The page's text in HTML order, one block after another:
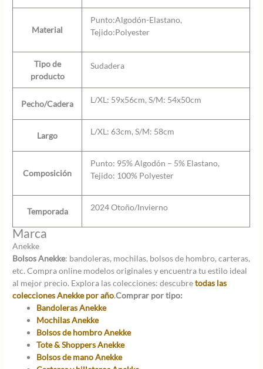
Material
Punto:Algodón-Elastano,
Tejido:Polyester
Tipo de
producto
Sudadera
Pecho/Cadera L/XL: 59x56cm, S/M: 54x50cm
Largo L/XL: 63cm, S/M: 58cm
Composición
Punto: 95% Algodón – 5% Elastano,
Tejido: 100% Polyester
Temporada 2024 Otoño/Invierno
Marca
Anekke
Bolsos Anekke: bandoleras, mochilas, bolsos de hombro, carteras,
etc. Compra online modelos originales y encuentra tu estilo ideal
al mejor precio. Explora las colecciones: descubretodas las
colecciones Anekke por año.Comprar por tipo:
Bandoleras Anekke
Mochilas Anekke
Bolsos de hombro Anekke
Tote & Shoppers Anekke
Bolsos de mano Anekke